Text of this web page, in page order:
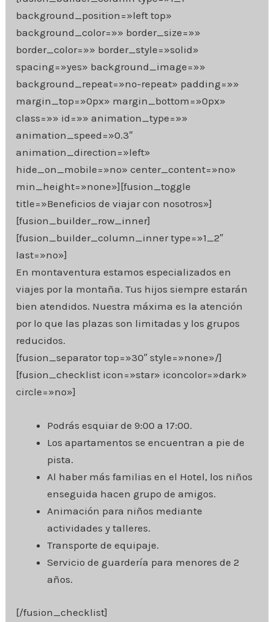
background_position=»left top»
background_color=»» border_size=»»
border_color=»» border_style=»solid»
spacing=»yes» background_image=»»
background_repeat=»no-repeat» padding=»»
margin_top=»0px» margin_bottom=»0px»
class=»» id=»» animation_type=»»
animation_speed=»0.3″
animation_direction=»left»
hide_on_mobile=»no» center_content=»no»
min_height=»none»][fusion_toggle
title=»Beneficios de viajar con nosotros»]
[fusion_builder_row_inner]
[fusion_builder_column_inner type=»1_2″
last=»no»]
En montaventura estamos especializados en
viajes por la montaña. Tus hijos siempre estarán
bien atendidos. Nuestra máxima es la atención
por lo que las plazas son limitadas y los grupos
reducidos.
[fusion_separator top=»30″ style=»none»/]
[fusion_checklist icon=»star» iconcolor=»dark»
circle=»no»]
Podrás esquiar de 9:00 a 17:00.
Los apartamentos se encuentran a pie de
pista.
Al haber más familias en el Hotel, los niños
enseguida hacen grupo de amigos.
Animación para niños mediante
actividades y talleres.
Transporte de equipaje.
Servicio de guardería para menores de 2
años.
[/fusion_checklist]